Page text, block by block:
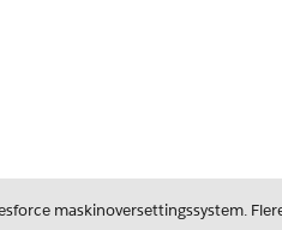
maskinoversettingssystem.